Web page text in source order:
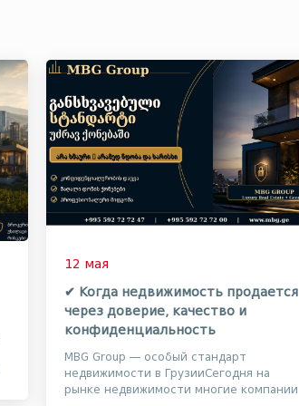
12 мая
✔ Когда недвижимость продается
через доверие, качество и
конфиденциальность
MBG Group — особый стандарт
недвижимости в ГрузииСегодня на
рынке недвижимости многие компании